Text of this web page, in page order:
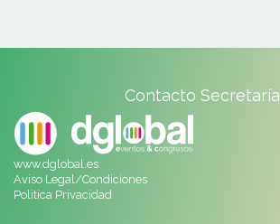
Contacto Secretaría
www.dglobal.es
Aviso Legal/Condiciones
Politica Privacidad